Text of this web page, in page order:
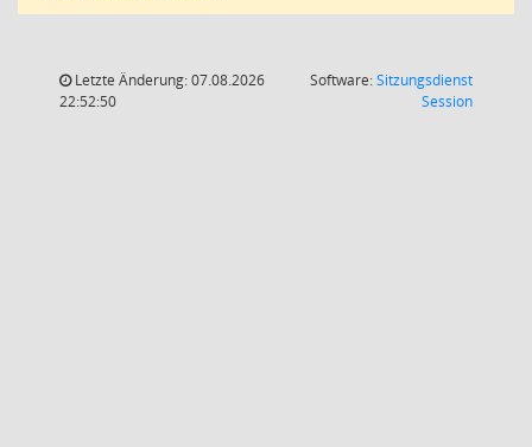
Letzte Änderung: 07.08.2026
22:52:50
Software:Sitzungsdienst
Session(Wird in